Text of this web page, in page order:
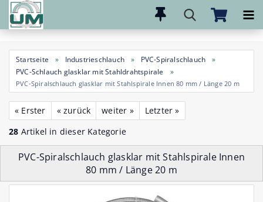
Direkt
Hauptinhalt
Startseite » Industrieschlauch » PVC-Spiralschlauch
»
PVC-Schlauch glasklar mit Stahldrahtspirale
»
PVC-Spiralschlauch glasklar mit Stahlspirale Innen 80 mm / Länge 20 m
« Erster « zurück weiter »
Letzter »
28 Artikel in dieser Kategorie
PVC-Spiralschlauch glasklar mit Stahlspirale Innen
80 mm / Länge 20 m